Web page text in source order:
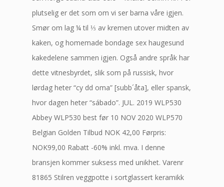
plutselig er det som om vi ser barna våre igjen.
Smør om lag ¼ til ⅓ av kremen utover midten av
kaken, og homemade bondage sex haugesund
kakedelene sammen igjen. Også andre språk har
dette vitnesbyrdet, slik som på russisk, hvor
lørdag heter “cy dd­ oma” [subb´åta], eller spansk,
hvor dagen heter “sábado”. JUL. 2019 WLP530
Abbey WLP530 best før 10 NOV 2020 WLP570
Belgian Golden Tilbud NOK 42,00 Førpris:
NOK99,00 Rabatt -60% inkl. mva. I denne
bransjen kommer suksess med unikhet. Varenr
81865 Stilren veggpotte i sortglassert keramikk